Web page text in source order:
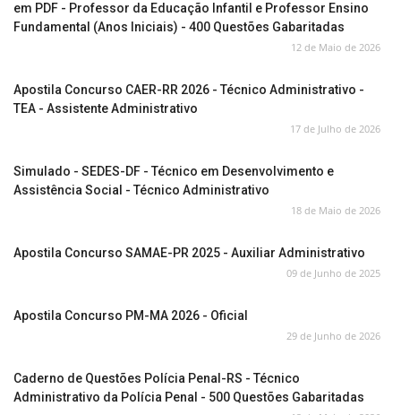
em PDF - Professor da Educação Infantil e Professor Ensino
Fundamental (Anos Iniciais) - 400 Questões Gabaritadas
12 de Maio de 2026
Apostila Concurso CAER-RR 2026 - Técnico Administrativo -
TEA - Assistente Administrativo
17 de Julho de 2026
Simulado - SEDES-DF - Técnico em Desenvolvimento e
Assistência Social - Técnico Administrativo
18 de Maio de 2026
Apostila Concurso SAMAE-PR 2025 - Auxiliar Administrativo
09 de Junho de 2025
Apostila Concurso PM-MA 2026 - Oficial
29 de Junho de 2026
Caderno de Questões Polícia Penal-RS - Técnico
Administrativo da Polícia Penal - 500 Questões Gabaritadas